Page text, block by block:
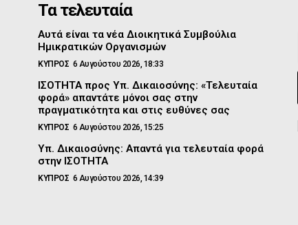
Τα τελευταία
Αυτά είναι τα νέα Διοικητικά Συμβούλια
Ημικρατικών Οργανισμών
ΚΥΠΡΟΣ 6 Αυγούστου 2026, 18:33
ΙΣΟΤΗΤΑ προς Υπ. Δικαιοσύνης: «Τελευταία
φορά» απαντάτε μόνοι σας στην
πραγματικότητα και στις ευθύνες σας
ΚΥΠΡΟΣ 6 Αυγούστου 2026, 15:25
Υπ. Δικαιοσύνης: Απαντά για τελευταία φορά
στην ΙΣΟΤΗΤΑ
ΚΥΠΡΟΣ 6 Αυγούστου 2026, 14:39